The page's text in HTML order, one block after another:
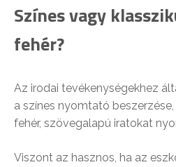
Színes vagy
fehér?
Az irodai tevékenységekhez
a színes nyomtató
fehér, szövegalapú iratokat
Viszont az hasznos, ha az